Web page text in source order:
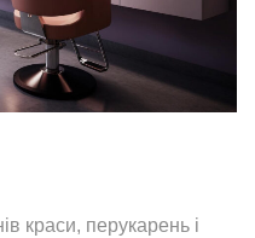
краси, перукарень і